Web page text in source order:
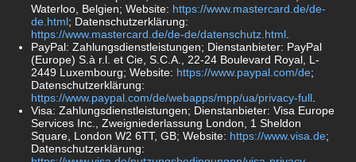
Waterloo, Belgien; Website: https://www.mastercard.de/de-
de.html; Datenschutzerklärung:
https://www.mastercard.de/de-de/datenschutz.html
PayPal: Zahlungsdienstleistungen; Dienstanbieter: PayPal
(Europe) S.à r.l. et Cie, S.C.A., 22-24 Boulevard Royal, L-
2449 Luxembourg; Website: https://www.paypal.com/de;
Datenschutzerklärung:
https://www.paypal.com/de/webapps/mpp/ua/privacy-full
Visa: Zahlungsdienstleistungen; Dienstanbieter: Visa Europe
Services Inc., Zweigniederlassung London, 1 Sheldon
Square, London W2 6TT, GB; Website: https://www.visa.de;
Datenschutzerklärung: